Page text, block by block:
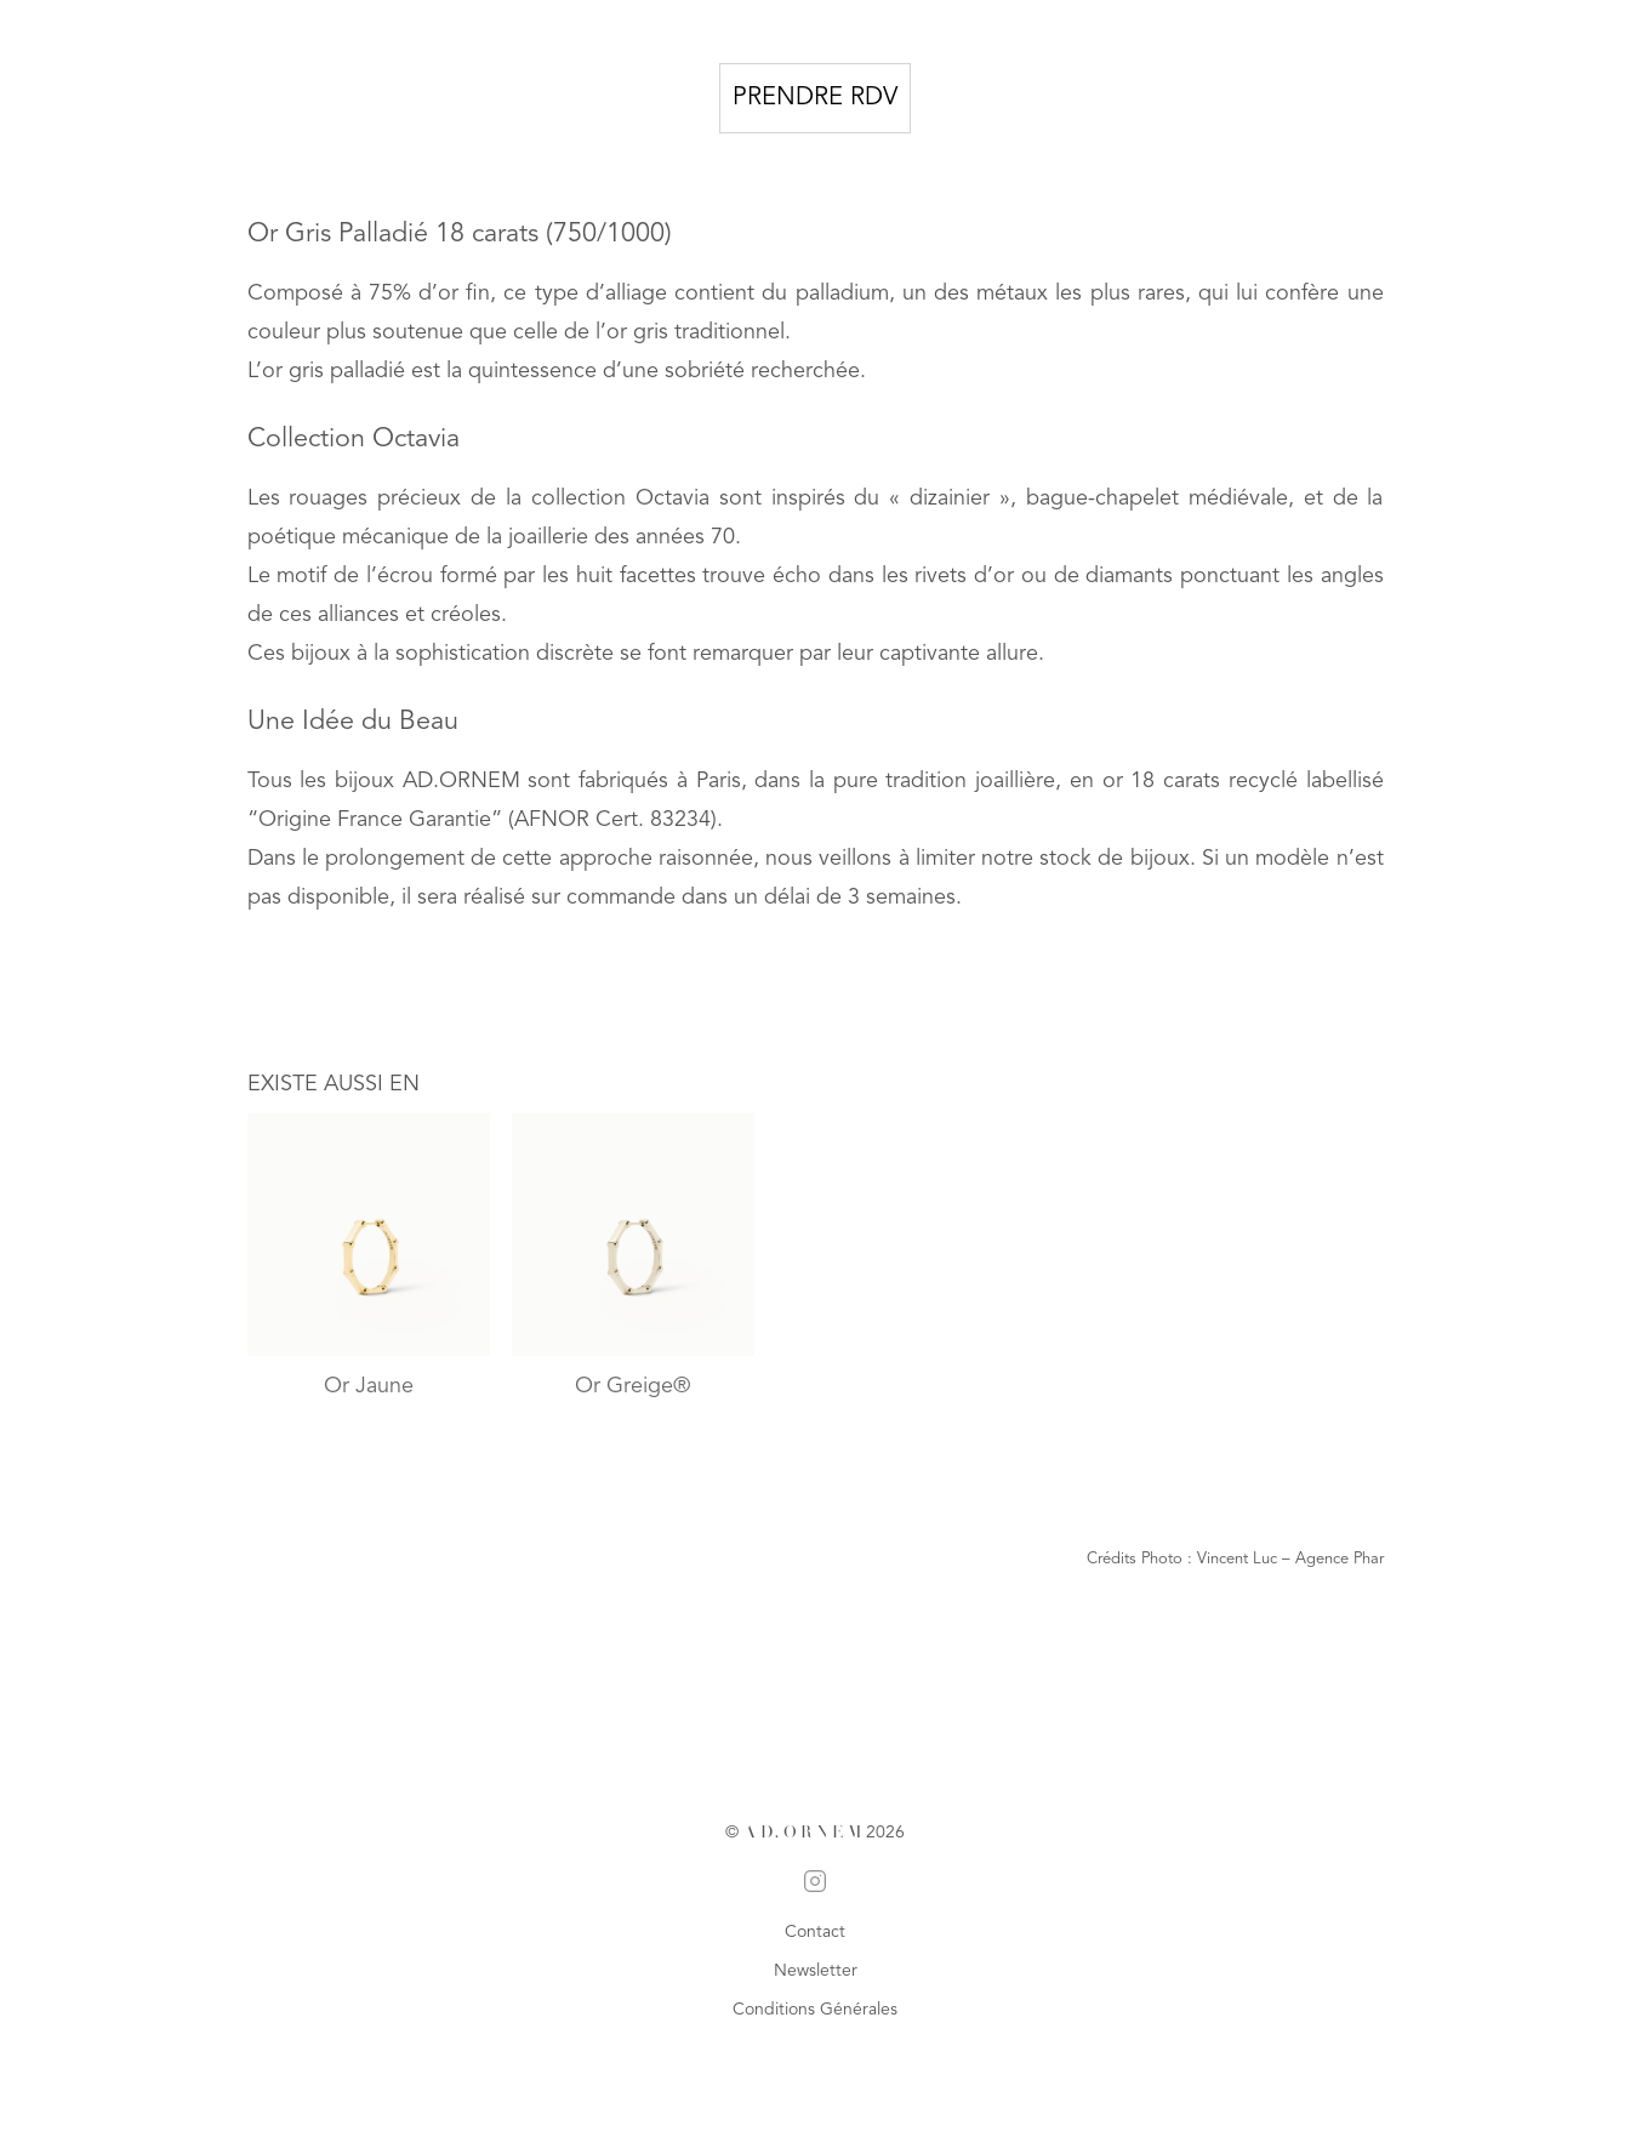
PRENDRE RDV
Or Gris Palladié 18 carats (750/1000)
Composé à 75% d’or fin, ce type d’alliage contient du palladium, un des métaux les plus rares, qui lui confère une
couleur plus soutenue que celle de l’or gris traditionnel.
L’or gris palladié est la quintessence d’une sobriété recherchée.
Collection Octavia
Les rouages précieux de la collection Octavia sont inspirés du « dizainier », bague-chapelet médiévale, et de la
poétique mécanique de la joaillerie des années 70.
Le motif de l’écrou formé par les huit facettes trouve écho dans les rivets d’or ou de diamants ponctuant les angles
de ces alliances et créoles.
Ces bijoux à la sophistication discrète se font remarquer par leur captivante allure.
Une Idée du Beau
Tous les bijoux AD.ORNEM sont fabriqués à Paris, dans la pure tradition joaillière, en or 18 carats recyclé labellisé
“Origine France Garantie” (AFNOR Cert. 83234).
Dans le prolongement de cette approche raisonnée, nous veillons à limiter notre stock de bijoux. Si un modèle n’est
pas disponible, il sera réalisé sur commande dans un délai de 3 semaines.
EXISTE AUSSI EN
Or Jaune Or Greige®
Crédits Photo : Vincent Luc – Agence Phar
© A D. O R N E M 2026
Contact
Newsletter
Conditions Générales